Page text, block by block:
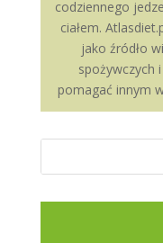
codziennego
ciałem.
jako źródło
spożywczych
pomagać innym